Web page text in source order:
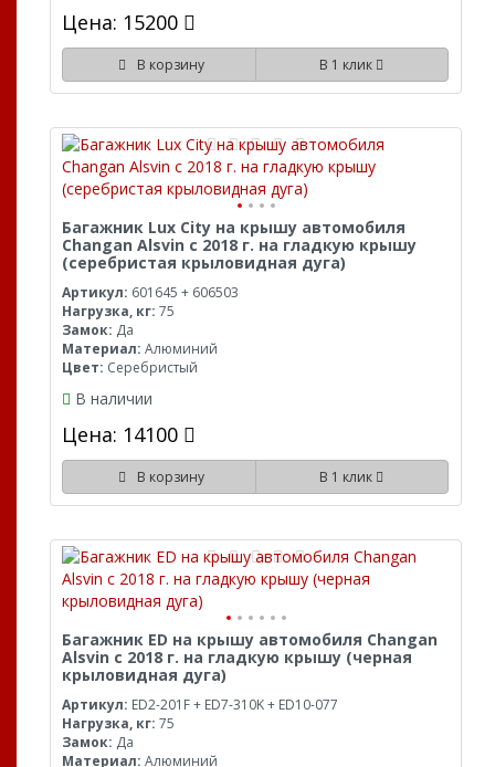
Цена: 15200
В корзину В 1 клик
Багажник Lux City на крышу автомобиля
Changan Alsvin с 2018 г. на гладкую крышу
(серебристая крыловидная дуга)
Артикул: 601645 + 606503
Нагрузка, кг: 75
Замок: Да
Материал: Алюминий
Цвет: Серебристый
В наличии
Цена: 14100
В корзину В 1 клик
Багажник ED на крышу автомобиля Changan
Alsvin с 2018 г. на гладкую крышу (черная
крыловидная дуга)
Артикул: ED2-201F + ED7-310K + ED10-077
Нагрузка, кг: 75
Замок: Да
Материал: Алюминий